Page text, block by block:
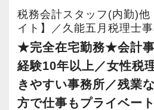
・事前に気軽な面談を実施
・仕事内容やキャリアを相
・ざっくばらんに質問OK
・納得後に選考へ進めます
・入社時期は柔軟に対応
・半年～1年の調整も可能
・繁忙期も月30～40h程度
・男性の育休取得率100％
・テレワーク導入済み
・全席デュアルモニタ完備
＜幅広い経験・成長環境＞
税務会計スタッフ(内勤)
イト】／久能五月税理士
★完全在宅勤務★会計
経験10年以上／女性税
きやすい事務所／残業
方で仕事もプライベー